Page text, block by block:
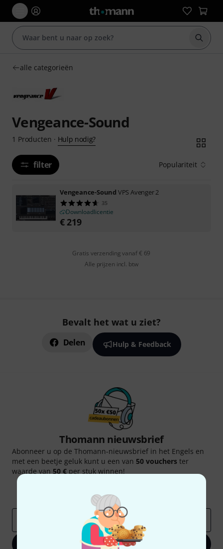
Zoek
alle categorieën
Vengeance-Sound
1 Producten · Hulp nodig?
filter Populariteit
Vengeance-Sound VPS Avenger 2
35
Downloadlicentie
€ 219
Gratis verzending vanaf € 69
Alle prijzen incl. btw
Bevalt het wat u ziet?
Delen Hulp & Feedback
Thomann nieuwsbrief
Abonneer u op de Thomann-nieuwsbrief in het Engels en
met een beetje geluk kunt u een van 50 vouchers ter
waarde van 50 € per stuk winnen!
Thomann-inzichten
Registreer nu